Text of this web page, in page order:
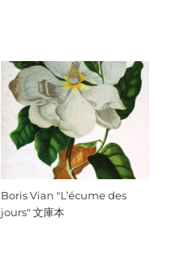
Boris Vian "L’écume des
jours" 文庫本